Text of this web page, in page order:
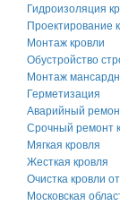
Гидроизоляция
Проектирование
Монтаж кровли
Обустройство
Монтаж
Герметизация
Аварийный
Срочный ремонт
Мягкая кровля
Жесткая кровля
Очистка кровли
Московская